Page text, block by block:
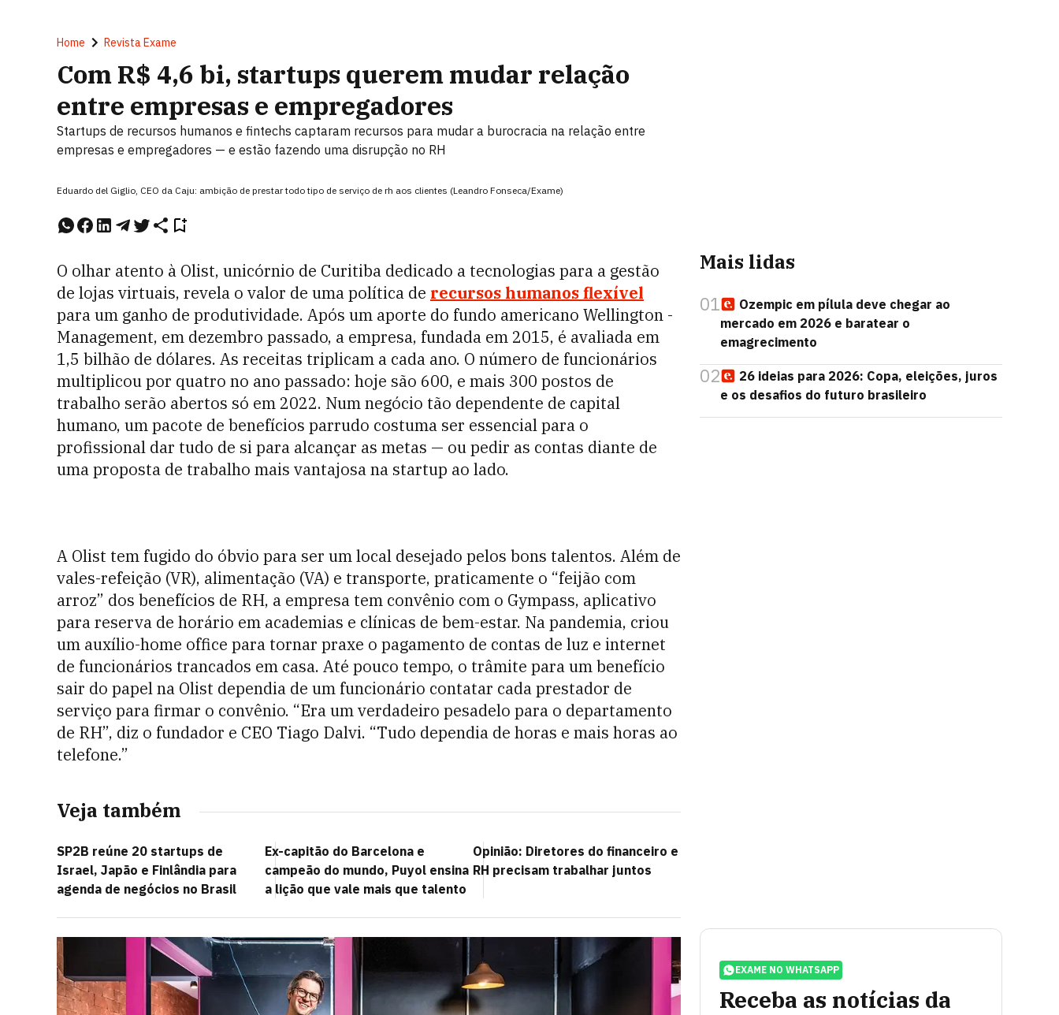
Home Revista Exame
Com R$ 4,6 bi, startups querem mudar relação
entre empresas e empregadores
Startups de recursos humanos e fintechs captaram recursos para mudar a burocracia na relação entre
empresas e empregadores — e estão fazendo uma disrupção no RH
Eduardo del Giglio, CEO da Caju: ambição de prestar todo tipo de serviço de rh aos clientes (Leandro Fonseca/Exame)
O olhar atento à Olist, unicórnio de Curitiba dedicado a tecnologias para a gestão
de lojas virtuais, revela o valor de uma política de recursos humanos flexível
para um ganho de produtividade. Após um aporte do fundo americano Wellington ­
Management, em dezembro passado, a empresa, fundada em 2015, é avaliada em
1,5 bilhão de dólares. As receitas triplicam a cada ano. O número de funcionários
multiplicou por quatro no ano passado: hoje são 600, e mais 300 postos de
trabalho serão abertos só em 2022. Num negócio tão dependente de capital
humano, um pacote de benefícios parrudo costuma ser essencial para o
profissional dar tudo de si para alcançar as metas — ou pedir as contas diante de
uma proposta de trabalho mais vantajosa na startup ao lado.
A Olist tem fugido do óbvio para ser um local desejado pelos bons talentos. Além de
vales-refeição (VR), alimentação (VA) e transporte, praticamente o “feijão com
arroz” dos benefícios de RH, a empresa tem convênio com o Gympass, aplicativo
para reserva de horário em academias e clínicas de bem-estar. Na pandemia, criou
um auxílio-home office para tornar praxe o pagamento de contas de luz e internet
de funcionários trancados em casa. Até pouco tempo, o trâmite para um benefício
sair do papel na Olist dependia de um funcionário contatar cada prestador de
serviço para firmar o convênio. “Era um verdadeiro pesadelo para o departamento
de RH”, diz o fundador e CEO Tiago Dalvi. “Tudo dependia de horas e mais horas ao
telefone.”
Veja também
SP2B reúne 20 startups de
Israel, Japão e Finlândia para
agenda de negócios no Brasil
Ex-capitão do Barcelona e
campeão do mundo, Puyol ensina
a lição que vale mais que talento
Opinião: Diretores do financeiro e
RH precisam trabalhar juntos
Mais lidas
01
Ozempic em pílula deve chegar ao
mercado em 2026 e baratear o
emagrecimento
02
26 ideias para 2026: Copa, eleições, juros
e os desafios do futuro brasileiro
EXAME NO WHATSAPP
Receba as notícias da